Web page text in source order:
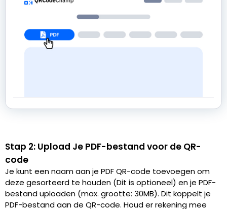
Stap 2: Upload Je PDF-bestand voor de QR-
code
Je kunt een naam aan je PDF QR-code toevoegen om
deze gesorteerd te houden (Dit is optioneel) en je PDF-
bestand uploaden (max. grootte: 30MB). Dit koppelt je
PDF-bestand aan de QR-code. Houd er rekening mee